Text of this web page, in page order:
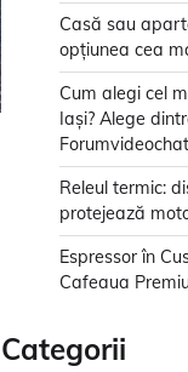
Casă sau
opțiunea cea
Cum alegi cel
Iași? Alege
Releul termic:
protejează
Espressor în
Cafeaua
Categorii